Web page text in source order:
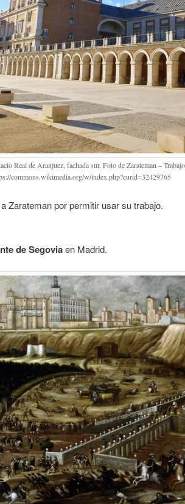
Real de Aranjuez, fachada sur. Foto de Zarateman –
commons.wikimedia.org/w/index.php?curid=32429765
Zarateman por permitir usar su trabajo.
de Segoviaen Madrid.